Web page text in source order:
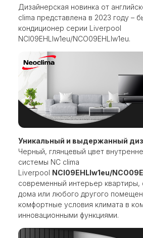
Дизайнерская новинка от
clima представлена ​​в 2023 году –
кондиционер серии Liverpool
NCI09EHLIw1eu/NCO09EHLIw1eu.
Уникальный и выдержанный
Черный, глянцевый цвет
системы NC clima
Liverpool NCI09EHLIw1eu/
современный интерьер квартиры,
дома или любого другого
комфортные условия климата в
инновационными функциями.